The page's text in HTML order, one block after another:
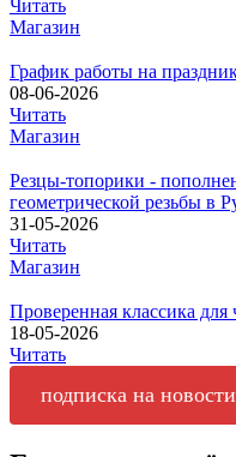
Читать
Магазин
График работы на
08-06-2026
Читать
Магазин
Резцы-топорики -
геометрической резьбы в
31-05-2026
Читать
Магазин
Проверенная классика для
18-05-2026
Читать
подписка на новости